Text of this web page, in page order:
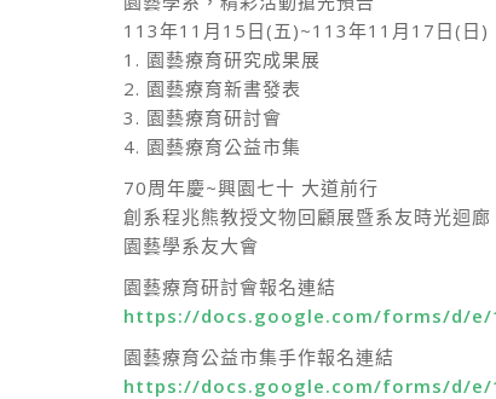
113年11月15日(五)~113年11月17日(日)
1. 園藝療育研究成果展
2. 園藝療育新書發表
3. 園藝療育研討會
4. 園藝療育公益市集
70周年慶~興園七十 大道前行
創系程兆熊教授文物回顧展暨系友時光迴廊
園藝學系友大會
園藝療育研討會報名連結
https://docs.google.com/forms/d/e/
園藝療育公益市集手作報名連結
https://docs.google.com/forms/d/e/